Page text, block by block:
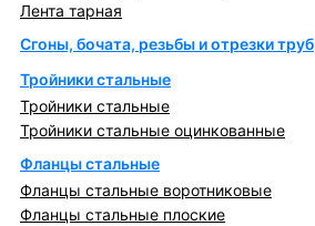
Лента тарная
Сгоны, бочата, резьбы и отрезки труб
Тройники стальные
Тройники стальные
Тройники стальные оцинкованные
Фланцы стальные
Фланцы стальные воротниковые
Фланцы стальные плоские